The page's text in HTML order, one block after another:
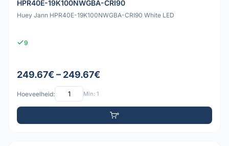
HPR40E-19K100NWGBA-CRI90
Huey Jann HPR40E-19K100NWGBA-CRI90 White LED
9
249.67€ – 249.67€
Hoeveelheid: Min: 1